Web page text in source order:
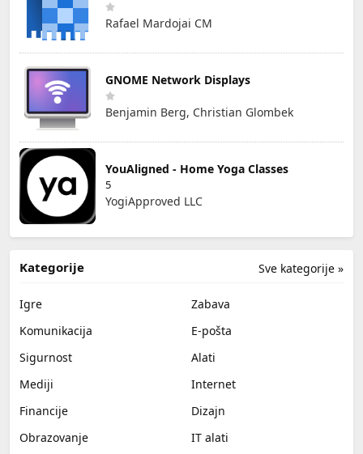
Rafael Mardojai CM
GNOME Network Displays
Benjamin Berg, Christian Glombek
YouAligned - Home Yoga Classes
5
YogiApproved LLC
Sve kategorije »
Kategorije
Igre
Zabava
Komunikacija
E-pošta
Sigurnost
Alati
Mediji
Internet
Financije
Dizajn
Obrazovanje
IT alati